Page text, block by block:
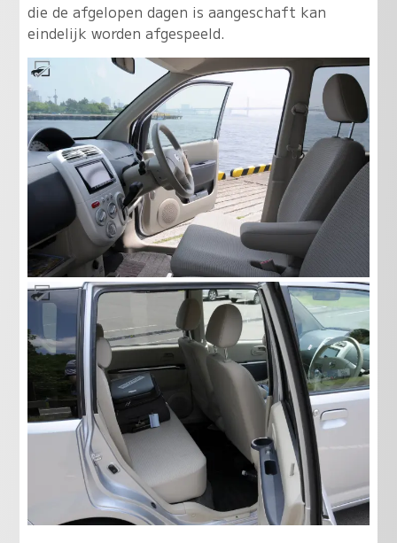
die de afgelopen dagen is aangeschaft kan
eindelijk worden afgespeeld.